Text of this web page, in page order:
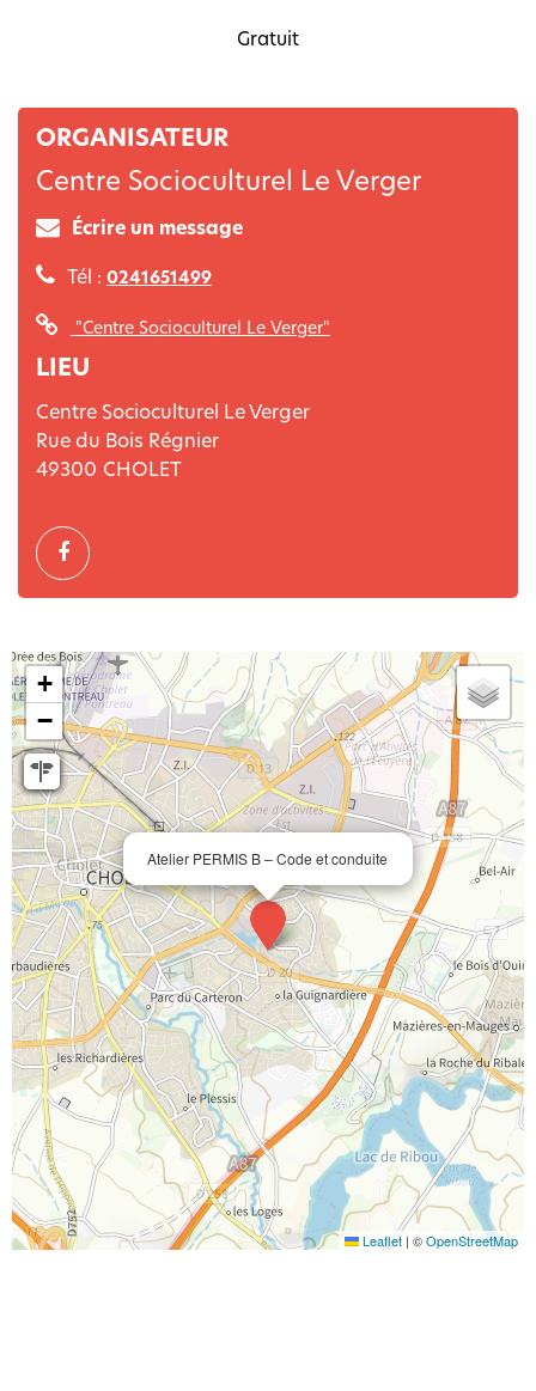
Gratuit
ORGANISATEUR
Centre Socioculturel Le Verger
Écrire un message
Tél : 0241651499
"Centre Socioculturel Le Verger"
LIEU
Centre Socioculturel Le Verger
Rue du Bois Régnier
49300 CHOLET
Atelier PERMIS B – Code et conduite
+
−
Leaflet | ©OpenStreetMap